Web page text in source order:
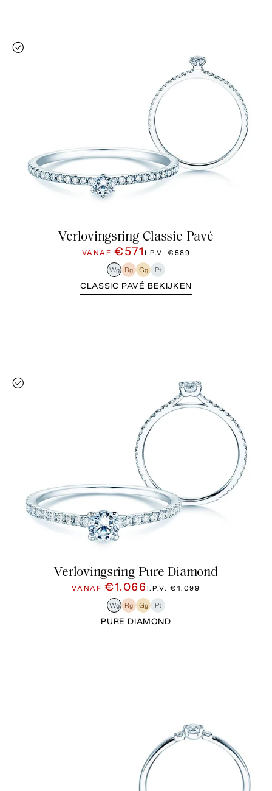
Verlovingsring Classic Pavé
VANAF€571 I.P.V. €589
Wg Rg Gg Pt
CLASSIC PAVÉ BEKIJKEN
Verlovingsring Pure Diamond
VANAF€1.066 I.P.V. €1.099
Wg Rg Gg Pt
PURE DIAMOND